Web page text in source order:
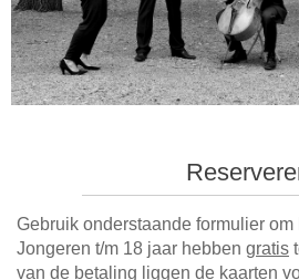
Gebruik onderstaande formulier om
Jongeren t/m 18 jaar hebben gratis
van de betaling liggen de kaarten